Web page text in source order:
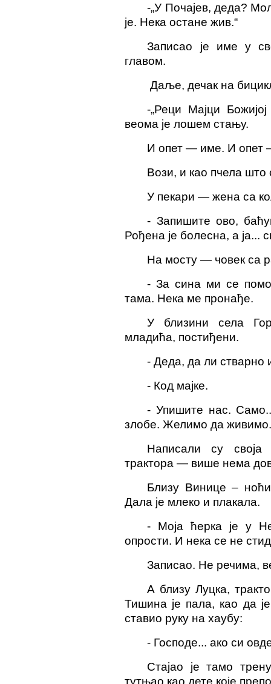
-„У Почајев, деда?
је. Нека остане жив.“
Записао је име у
главом.
Даље, дечак на
-„Реци Мајци Божијој
веома је лошем стању.
И опет — име. И опет
Вози, и као пчела што
У пекари — жена са
- Запишите ово,
Рођена је болесна, а ја...
На мосту — човек са
-За сина ми се
тама. Нека ме пронађе.
У близини села
младића, постиђени.
- Деда, да ли стварно
- Код мајке.
- Упишите нас.
злобе. Желимо да живимо
Написали су
трактора — више нема
Близу Винице –
Дала је млеко и плакала.
- Моја ћерка је у
опрости. И нека се не
Записао. Не речима,
А близу Луцка,
Тишина је пала, као да
ставио руку на хаубу:
- Господе... ако си
Стајао је тамо
тутњао као дете које